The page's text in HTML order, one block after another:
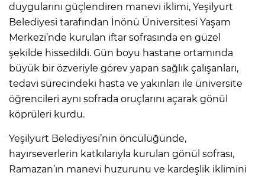
duygularını güçlendiren manevi iklimi, Yeşilyurt
Belediyesi tarafından İnönü Üniversitesi Yaşam
Merkezi’nde kurulan iftar sofrasında en güzel
şekilde hissedildi. Gün boyu hastane ortamında
büyük bir özveriyle görev yapan sağlık çalışanları,
tedavi sürecindeki hasta ve yakınları ile üniversite
öğrencileri aynı sofrada oruçlarını açarak gönül
köprüleri kurdu.
Yeşilyurt Belediyesi’nin öncülüğünde,
hayırseverlerin katkılarıyla kurulan gönül sofrası,
Ramazan’ın manevi huzurunu ve kardeşlik iklimini